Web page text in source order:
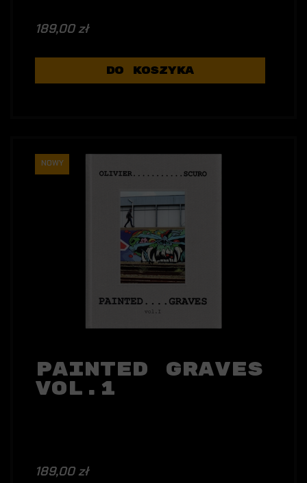
189,00 zł
DO KOSZYKA
Painted Graves
Vol.1
189,00 zł
NOWY